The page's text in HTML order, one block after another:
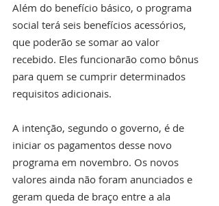
Além do benefício básico, o programa
social terá seis benefícios acessórios,
que poderão se somar ao valor
recebido. Eles funcionarão como bônus
para quem se cumprir determinados
requisitos adicionais.
A intenção, segundo o governo, é de
iniciar os pagamentos desse novo
programa em novembro. Os novos
valores ainda não foram anunciados e
geram queda de braço entre a ala